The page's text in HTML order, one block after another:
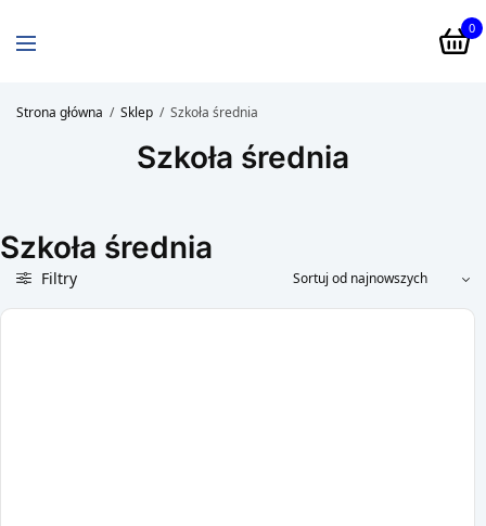
0
Strona główna / Sklep / Szkoła średnia
Szkoła średnia
Szkoła średnia
Filtry